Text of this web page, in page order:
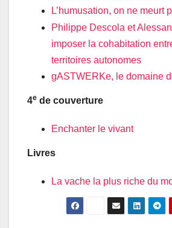
L’humusation, on ne meurt
Philippe Descola et
imposer la cohabitation
territoires autonomes
gASTWERKe, le domaine
4e de couverture
Enchanter le vivant
Livres
La vache la plus riche du